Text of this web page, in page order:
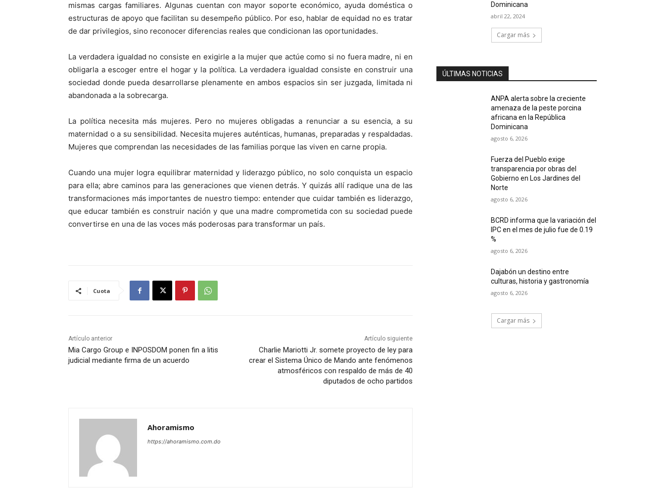
mismas cargas familiares. Algunas cuentan con mayor soporte económico, ayuda doméstica o
estructuras de apoyo que facilitan su desempeño público. Por eso, hablar de equidad no es tratar
de dar privilegios, sino reconocer diferencias reales que condicionan las oportunidades.
La verdadera igualdad no consiste en exigirle a la mujer que actúe como si no fuera madre, ni en
obligarla a escoger entre el hogar y la política. La verdadera igualdad consiste en construir una
sociedad donde pueda desarrollarse plenamente en ambos espacios sin ser juzgada, limitada ni
abandonada a la sobrecarga.
La política necesita más mujeres. Pero no mujeres obligadas a renunciar a su esencia, a su
maternidad o a su sensibilidad. Necesita mujeres auténticas, humanas, preparadas y respaldadas.
Mujeres que comprendan las necesidades de las familias porque las viven en carne propia.
Cuando una mujer logra equilibrar maternidad y liderazgo público, no solo conquista un espacio
para ella; abre caminos para las generaciones que vienen detrás. Y quizás allí radique una de las
transformaciones más importantes de nuestro tiempo: entender que cuidar también es liderazgo,
que educar también es construir nación y que una madre comprometida con su sociedad puede
convertirse en una de las voces más poderosas para transformar un país.
Cuota
Artículo anterior
Mia Cargo Group e INPOSDOM ponen fin a litis
judicial mediante firma de un acuerdo
Artículo siguiente
Charlie Mariotti Jr. somete proyecto de ley para
crear el Sistema Único de Mando ante fenómenos
atmosféricos con respaldo de más de 40
diputados de ocho partidos
Ahoramismo
https://ahoramismo.com.do
Dominicana
abril 22, 2024
Cargar más
ÚLTIMAS NOTICIAS
ANPA alerta sobre la creciente
amenaza de la peste porcina
africana en la República
Dominicana
agosto 6, 2026
Fuerza del Pueblo exige
transparencia por obras del
Gobierno en Los Jardines del
Norte
agosto 6, 2026
BCRD informa que la variación del
IPC en el mes de julio fue de 0.19
%
agosto 6, 2026
Dajabón un destino entre
culturas, historia y gastronomía
agosto 6, 2026
Cargar más